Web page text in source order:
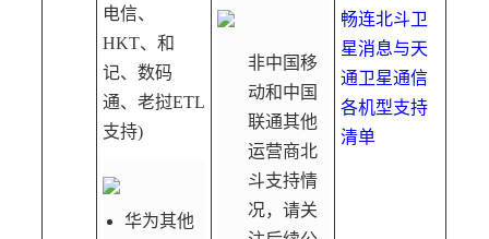
电信、
HKT、和
记、数码
通、老挝ETL
支持)
华为其他
非中国移
动和中国
联通其他
运营商北
斗支持情
况，请关
畅连北斗卫
星消息与天
通卫星通信
各机型支持
清单